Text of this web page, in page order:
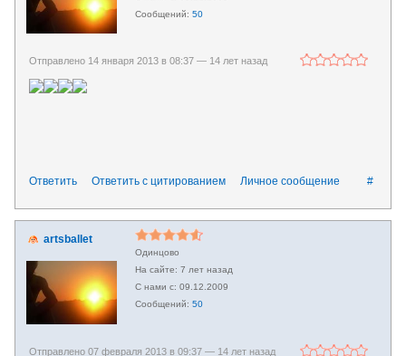
50
Отправлено 14 января 2013 в 08:37 — 14 лет назад
#
Ответить Ответить с цитированием Личное сообщение
artsballet
Одинцово
7 лет назад
09.12.2009
50
Отправлено 07 февраля 2013 в 09:37 — 14 лет назад